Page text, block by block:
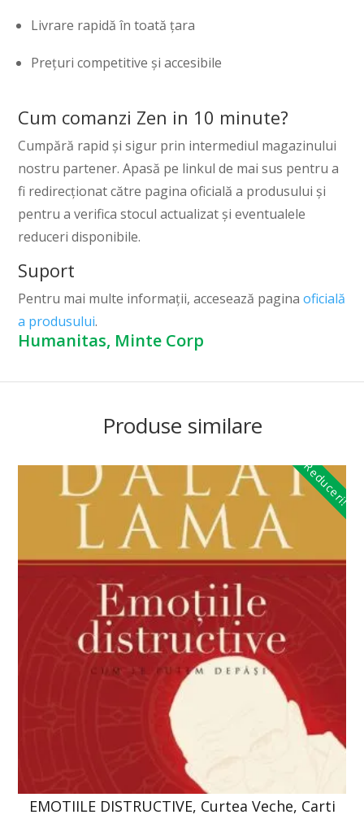
Livrare rapidă în toată țara
Prețuri competitive și accesibile
Cum comanzi Zen in 10 minute?
Cumpără rapid și sigur prin intermediul magazinului
nostru partener. Apasă pe linkul de mai sus pentru a
fi redirecționat către pagina oficială a produsului și
pentru a verifica stocul actualizat și eventualele
reduceri disponibile.
Suport
Pentru mai multe informații, accesează paginaoficială
a produsului.
Humanitas, Minte Corp
Produse similare
Reduceri!
EMOTIILE DISTRUCTIVE, Curtea Veche, Carti